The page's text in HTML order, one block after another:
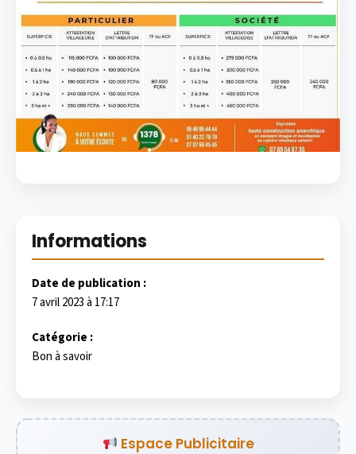
Informations
Date de publication :
7 avril 2023 à 17:17
Catégorie :
Bon à savoir
Espace Publicitaire